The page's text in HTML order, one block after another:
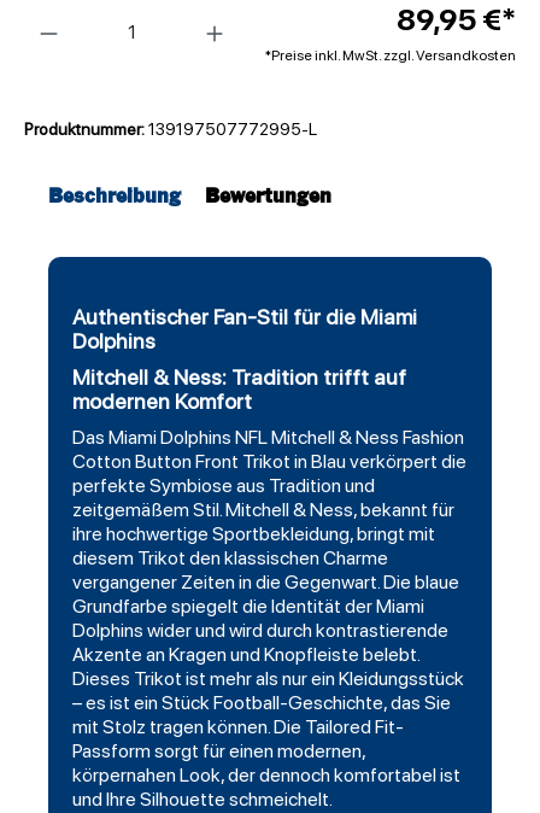
89,95 €*
*Preise inkl. MwSt. zzgl. Versandkosten
Produktnummer:139197507772995-L
Beschreibung Bewertungen
Authentischer Fan-Stil für die Miami
Dolphins
Mitchell & Ness: Tradition trifft auf
modernen Komfort
Das Miami Dolphins NFL Mitchell & Ness Fashion
Cotton Button Front Trikot in Blau verkörpert die
perfekte Symbiose aus Tradition und
zeitgemäßem Stil. Mitchell & Ness, bekannt für
ihre hochwertige Sportbekleidung, bringt mit
diesem Trikot den klassischen Charme
vergangener Zeiten in die Gegenwart. Die blaue
Grundfarbe spiegelt die Identität der Miami
Dolphins wider und wird durch kontrastierende
Akzente an Kragen und Knopfleiste belebt.
Dieses Trikot ist mehr als nur ein Kleidungsstück
– es ist ein Stück Football-Geschichte, das Sie
mit Stolz tragen können. Die Tailored Fit-
Passform sorgt für einen modernen,
körpernahen Look, der dennoch komfortabel ist
und Ihre Silhouette schmeichelt.